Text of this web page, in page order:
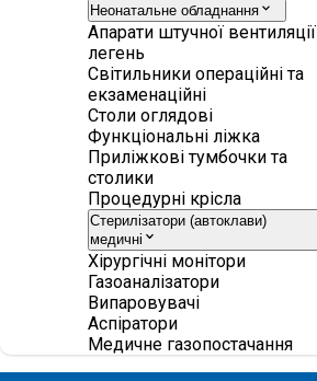
Неонатальне обладнання
Апарати штучної вентиляції
легень
Світильники операційні та
екзаменаційні
Столи оглядові
Функціональні ліжка
Приліжкові тумбочки та
столики
Процедурні крісла
Стерилізатори (автоклави)
медичні
Хірургічні монітори
Газоаналізатори
Випаровувачі
Аспіратори
Медичне газопостачання